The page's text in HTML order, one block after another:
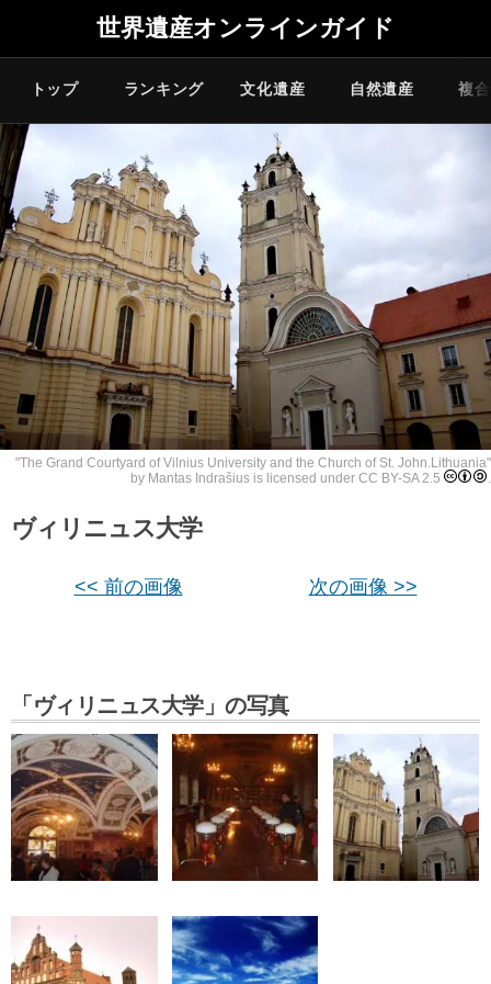
世界遺産オンラインガイド
トップ ランキング 文化遺産 自然遺産 複
"The Grand Courtyard of Vilnius University and the Church of St. John.Lithuania"
by Mantas Indrašius is licensed under CC BY-SA 2.5 .
ヴィリニュス大学
<< 前の画像 次の画像 >>
「ヴィリニュス大学」の写真